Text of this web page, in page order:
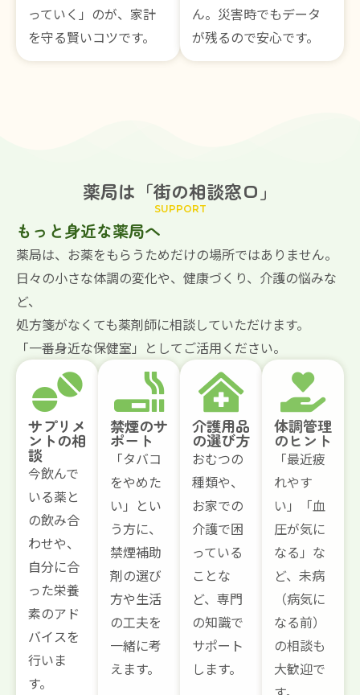
っていく」のが、家計
を守る賢いコツです。
ん。災害時でもデータ
が残るので安心です。
薬局は「街の相談窓口」
SUPPORT
もっと身近な薬局へ
薬局は、お薬をもらうためだけの場所ではありません。
日々の小さな体調の変化や、健康づくり、介護の悩みな
ど、
処方箋がなくても薬剤師に相談していただけます。
「一番身近な保健室」としてご活用ください。
サプリメ
ントの相
談
今飲んで
いる薬と
の飲み合
わせや、
自分に合
った栄養
素のアド
バイスを
行いま
す。
禁煙のサ
ポート
「タバコ
をやめた
い」とい
う方に、
禁煙補助
剤の選び
方や生活
の工夫を
一緒に考
えます。
介護用品
の選び方
おむつの
種類や、
お家での
介護で困
っている
ことな
ど、専門
の知識で
サポート
します。
体調管理
のヒント
「最近疲
れやす
い」「血
圧が気に
なる」な
ど、未病
（病気に
なる前）
の相談も
大歓迎で